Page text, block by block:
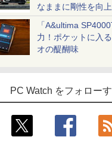
なままに剛性を向上
「A&ultima
力！ポケットに入
オの醍醐味
PC Watch をフォロー